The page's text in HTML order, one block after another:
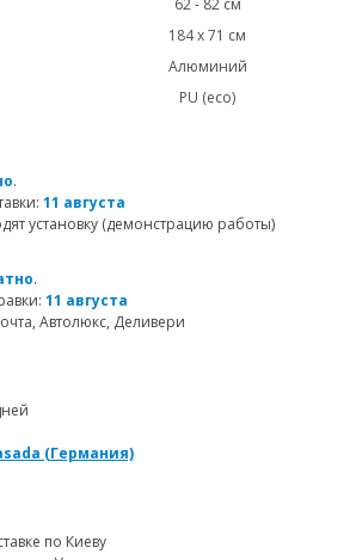
62 - 82 см
184 x 71 см
Алюминий
PU (eco)
.
11 августа
установку (демонстрацию работы)
.
11 августа
Автолюкс, Деливери
(Германия)
по Киеву